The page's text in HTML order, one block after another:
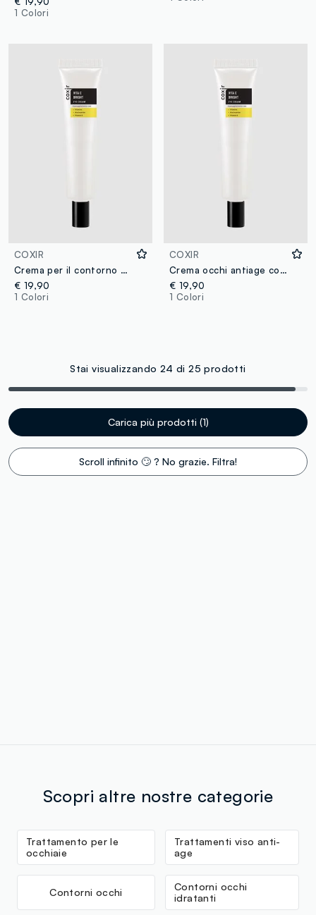
1 Colori
COXIR
Crema per il contorno occhi a base di Vitamina C, Niacinamide e Vitamina E che illumina la delicata zona del contorno occhi - Skincare Coreana
€ 19,90
1 Colori
COXIR
Crema occhi antiage con collagene, bava di lumaca ed estratto di fagioli neri - Skincare Coreana
€ 19,90
1 Colori
Stai visualizzando 24 di 25 prodotti
Carica più prodotti (1)
Scroll infinito 🙄 ? No grazie. Filtra!
Scopri altre nostre categorie
Trattamento per le
occhiaie
Trattamenti viso anti-
age
Contorni occhi
Contorni occhi
idratanti